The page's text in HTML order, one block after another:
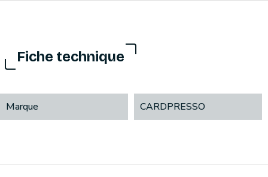
Fiche technique
Marque CARDPRESSO